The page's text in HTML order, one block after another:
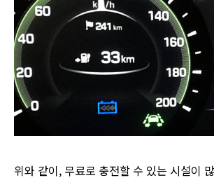
위와 같이, 무료로 충전할 수 있는 시설이